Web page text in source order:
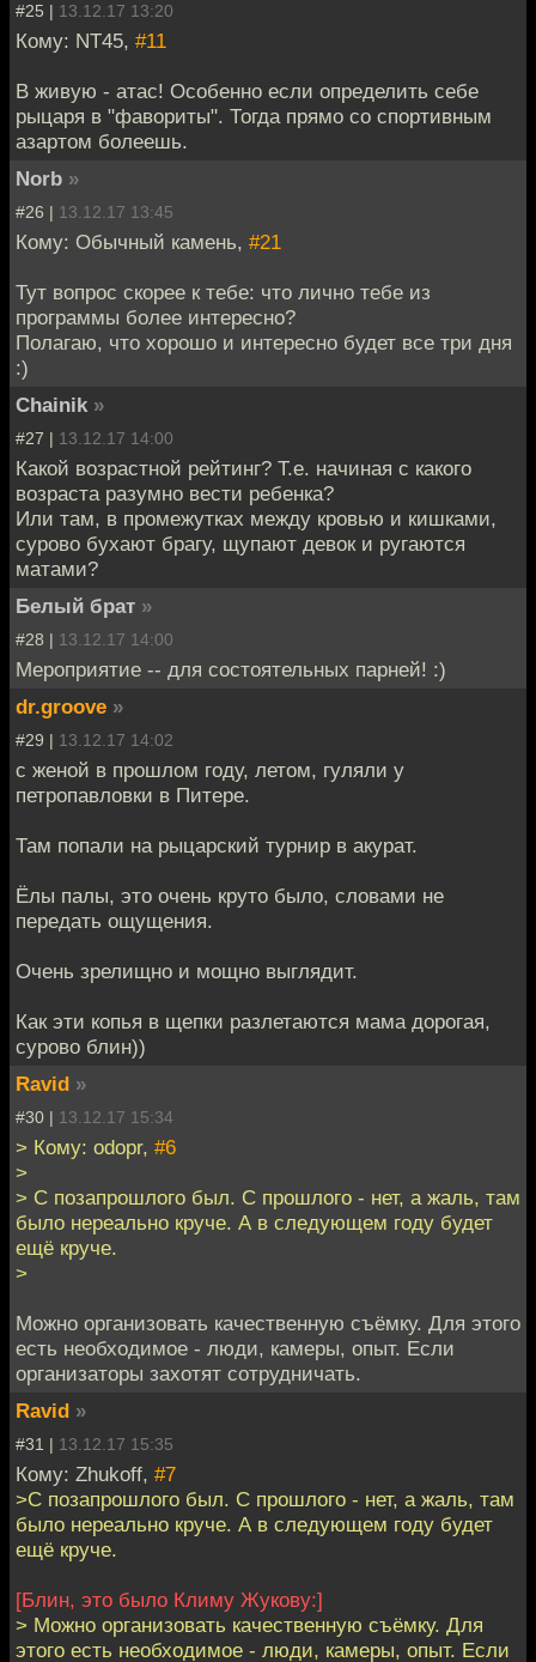
#25 | 13.12.17 13:20
Кому: NT45, #11
В живую - атас! Особенно если определить себе
рыцаря в "фавориты". Тогда прямо со спортивным
азартом болеешь.
Norb »
#26 | 13.12.17 13:45
Кому: Обычный камень, #21
Тут вопрос скорее к тебе: что лично тебе из
программы более интересно?
Полагаю, что хорошо и интересно будет все три дня
:)
Chainik »
#27 | 13.12.17 14:00
Какой возрастной рейтинг? Т.е. начиная с какого
возраста разумно вести ребенка?
Или там, в промежутках между кровью и кишками,
сурово бухают брагу, щупают девок и ругаются
матами?
Белый брат »
#28 | 13.12.17 14:00
Мероприятие -- для состоятельных парней! :)
dr.groove »
#29 | 13.12.17 14:02
с женой в прошлом году, летом, гуляли у
петропавловки в Питере.
Там попали на рыцарский турнир в акурат.
Ёлы палы, это очень круто было, словами не
передать ощущения.
Очень зрелищно и мощно выглядит.
Как эти копья в щепки разлетаются мама дорогая,
сурово блин))
Ravid »
#30 | 13.12.17 15:34
> Кому: odopr, #6
>
> С позапрошлого был. С прошлого - нет, а жаль, там
было нереально круче. А в следующем году будет
ещё круче.
>
Можно организовать качественную съёмку. Для этого
есть необходимое - люди, камеры, опыт. Если
организаторы захотят сотрудничать.
Ravid »
#31 | 13.12.17 15:35
Кому: Zhukoff, #7
>С позапрошлого был. С прошлого - нет, а жаль, там
было нереально круче. А в следующем году будет
ещё круче.
[Блин, это было Климу Жукову:]
> Можно организовать качественную съёмку. Для
этого есть необходимое - люди, камеры, опыт. Если